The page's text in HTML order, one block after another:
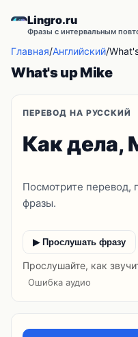
Lingro.ru
Фразы с интервальным
Главная/Английский/
What's up Mike
ПЕРЕВОД НА РУССКИЙ
Как дела,
Посмотрите перевод,
фразы.
▶ Прослушать фразу
Прослушайте, как
Ошибка аудио